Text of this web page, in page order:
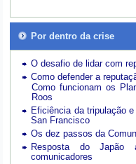
Por dentro da crise
O desafio de lidar com
Como defender a
Como funcionam os
Roos
Eficiência da tripulação
San Francisco
Os dez passos da
Resposta do
comunicadores